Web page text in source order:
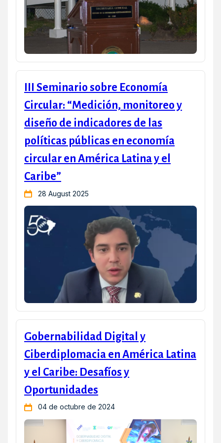
III Seminario sobre Economía
Circular: “Medición, monitoreo y
diseño de indicadores de las
políticas públicas en economía
circular en América Latina y el
Caribe”
28 August 2025
Gobernabilidad Digital y
Ciberdiplomacia en América Latina
y el Caribe: Desafíos y
Oportunidades
04 de octubre de 2024